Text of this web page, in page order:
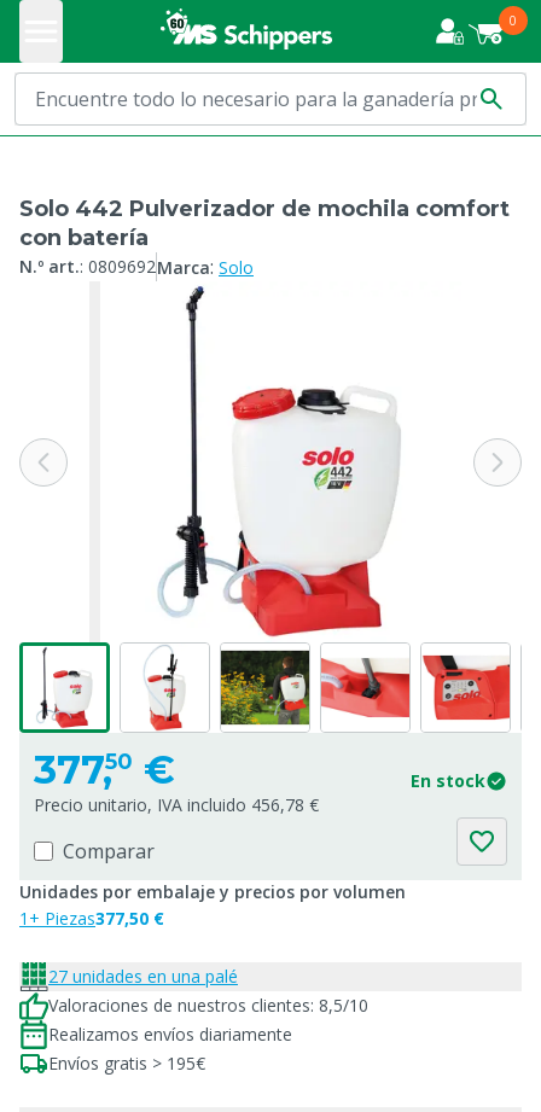
0
Solo 442 Pulverizador de mochila comfort
con batería
N.º art.: 0809692Marca: Solo
377,50 €
En stock
Precio unitario, IVA incluido 456,78 €
Comparar
Unidades por embalaje y precios por volumen
1+ Piezas377,50 €
27 unidades en una palé
Valoraciones de nuestros clientes: 8,5/10
Realizamos envíos diariamente
Envíos gratis > 195€